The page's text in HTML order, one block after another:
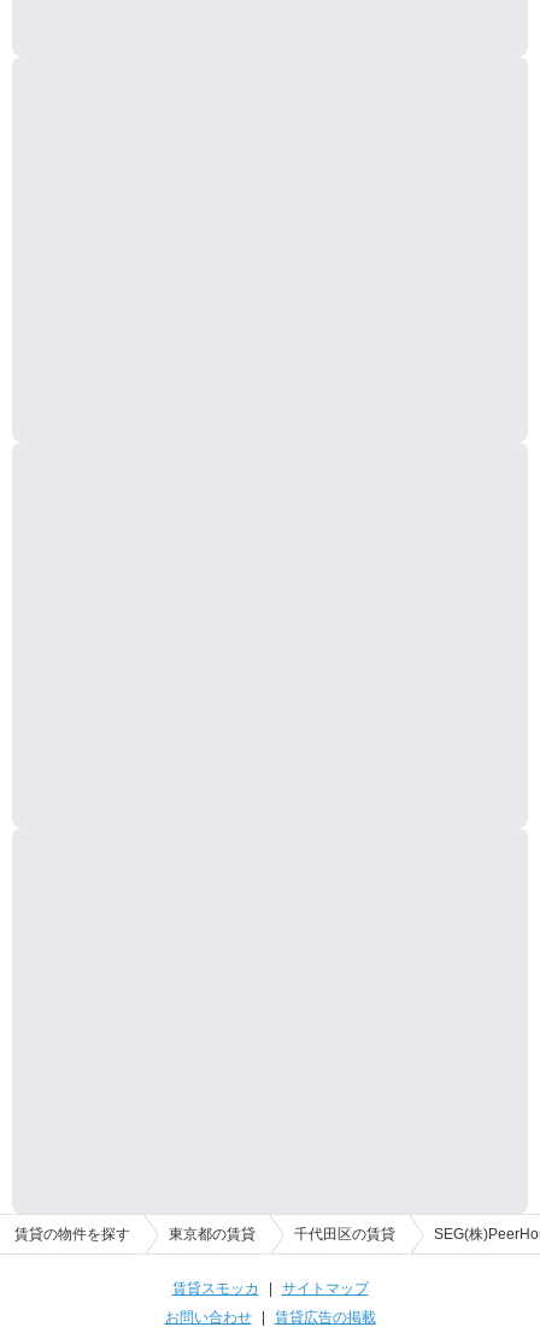
賃貸の物件を探す 東京都の賃貸 千代田区の賃貸 SEG(株
賃貸スモッカ
サイトマップ
お問い合わせ| 賃貸広告の掲載